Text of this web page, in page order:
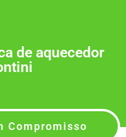
de aquecedor
Compromisso